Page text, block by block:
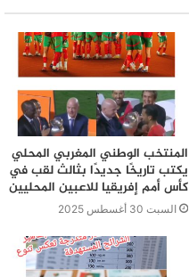
المنتخب الوطني المغربي المحلي
يكتب تاريخًا جديدًا بثالث لقب في
كأس أمم إفريقيا للاعبين المحليين
السبت 30 أغسطس 2025